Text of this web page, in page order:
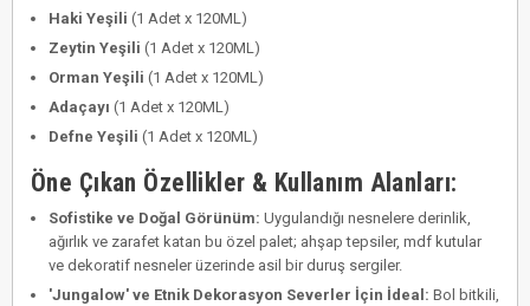
Haki Yeşili (1 Adet x 120ML)
Zeytin Yeşili (1 Adet x 120ML)
Orman Yeşili (1 Adet x 120ML)
Adaçayı (1 Adet x 120ML)
Defne Yeşili (1 Adet x 120ML)
Öne Çıkan Özellikler & Kullanım Alanları:
Sofistike ve Doğal Görünüm: Uygulandığı nesnelere derinlik,
ağırlık ve zarafet katan bu özel palet; ahşap tepsiler, mdf kutular
ve dekoratif nesneler üzerinde asil bir duruş sergiler.
'Jungalow' ve Etnik Dekorasyon Severler İçin İdeal: Bol bitkili,